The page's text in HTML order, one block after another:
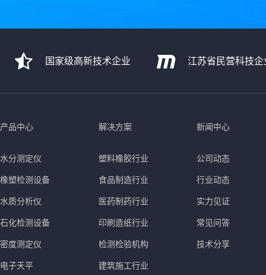
国家级高新技术企业 江苏省民营科技企
产品中心
水分测定仪
橡塑检测设备
水质分析仪
石化检测设备
密度测定仪
电子天平
解决方案
塑料橡胶行业
食品制造行业
医药制药行业
印刷造纸行业
检测检验机构
建筑施工行业
新闻中心
公司动态
行业动态
实力见证
常见问答
技术分享